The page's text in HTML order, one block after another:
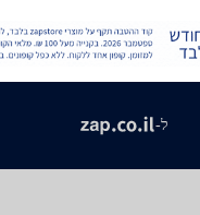
ל-